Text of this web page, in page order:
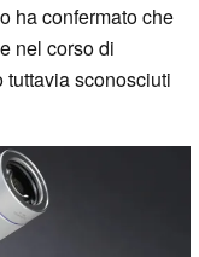
ha confermato che
nel corso di
tuttavia sconosciuti